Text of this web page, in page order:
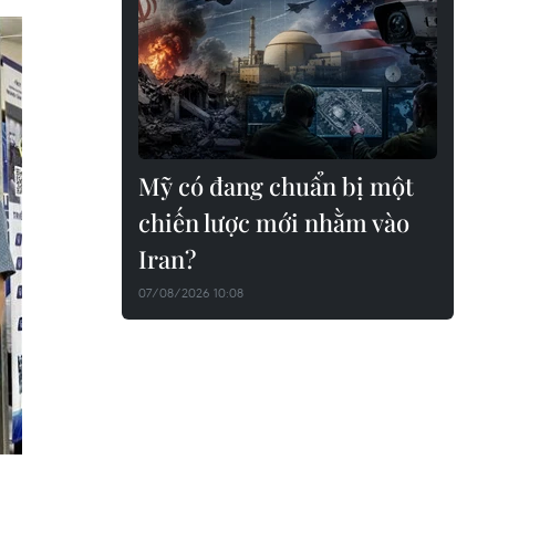
Mỹ có đang chuẩn bị một
chiến lược mới nhằm vào
Iran?
07/08/2026 10:08